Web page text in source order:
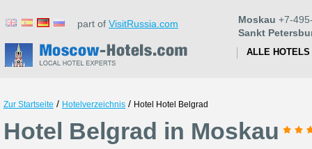
part of VisitRussia.com Moskau +7-
Sankt
ALLE HOTELS
Zur Startseite / Hotelverzeichnis / Hotel Hotel Belgrad
Hotel Belgrad in Moskau